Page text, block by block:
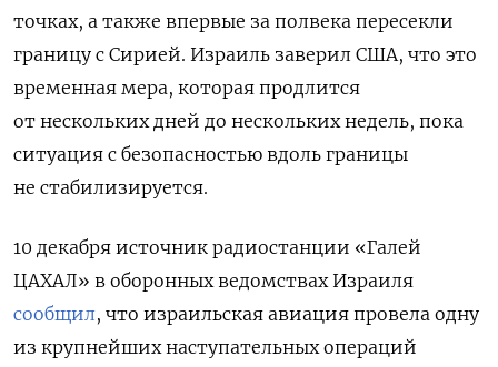
точках, а также впервые за полвека пересекли
границу с Сирией. Израиль заверил США, что это
временная мера, которая продлится
от нескольких дней до нескольких недель, пока
ситуация с безопасностью вдоль границы
не стабилизируется.
10 декабря источник радиостанции «Галей
ЦАХАЛ» в оборонных ведомствах Израиля
сообщил, что израильская авиация провела одну
из крупнейших наступательных операций